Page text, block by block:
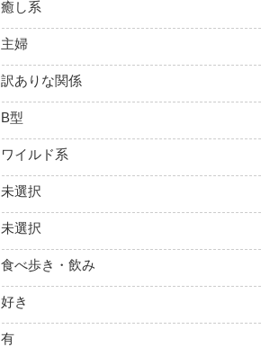
癒し系
主婦
訳ありな関係
B型
ワイルド系
未選択
未選択
食べ歩き・飲み
好き
有